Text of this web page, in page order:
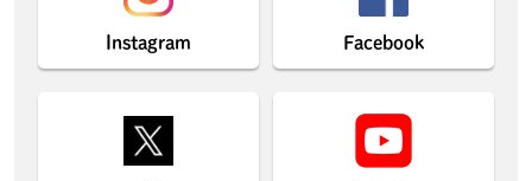
Instagram Facebook